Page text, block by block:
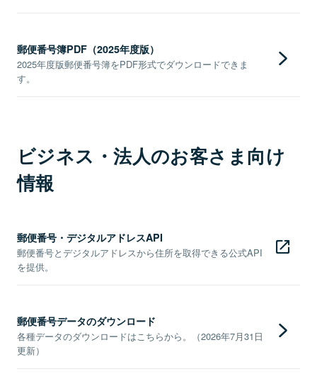
郵便番号簿PDF（2025年度版）
2025年度版郵便番号簿をPDF形式でダウンロードできま
す。
ビジネス・法人のお客さま向け
情報
郵便番号・デジタルアドレスAPI
郵便番号とデジタルアドレスから住所を取得できる公式API
を提供。
郵便番号データのダウンロード
各種データのダウンロードはこちらから。（2026年7月31日
更新）